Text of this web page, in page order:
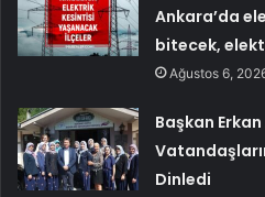
Ankara’da
bitecek,
Ağustos 6,
Başkan Erkan
Dinledi